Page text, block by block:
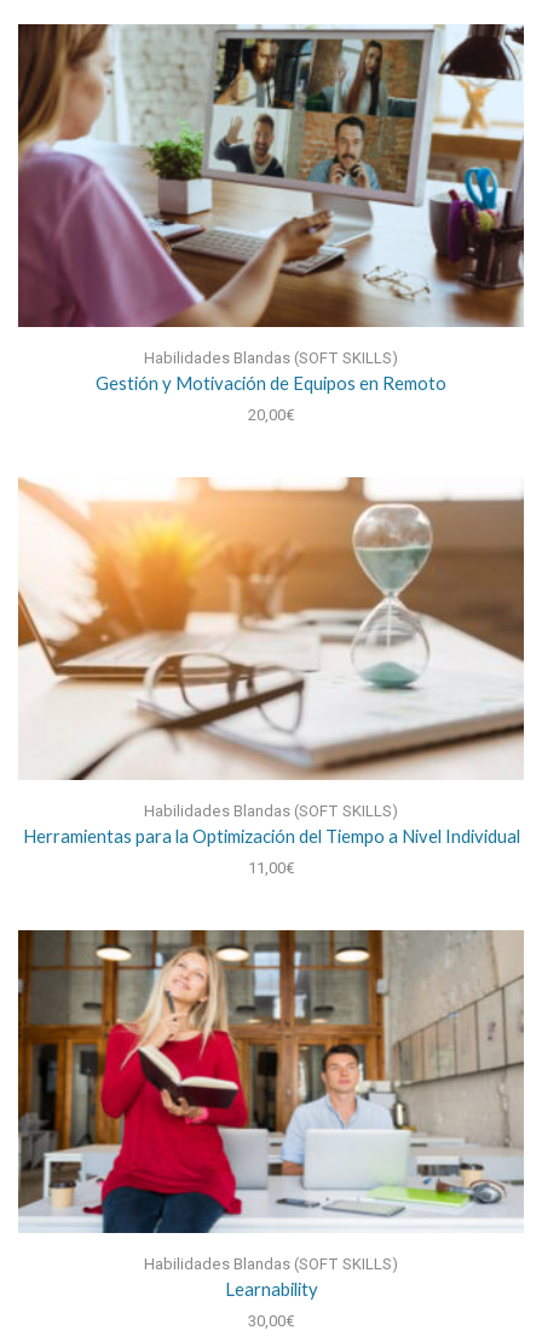
Habilidades Blandas (SOFT SKILLS)
Gestión y Motivación de Equipos en Remoto
20,00€
Habilidades Blandas (SOFT SKILLS)
Herramientas para la Optimización del Tiempo a Nivel Individual
11,00€
Habilidades Blandas (SOFT SKILLS)
Learnability
30,00€